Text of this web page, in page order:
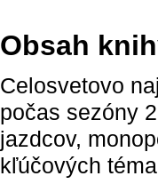
Obsah
Celosvetovo
počas sezóny
jazdcov,
kľúčových